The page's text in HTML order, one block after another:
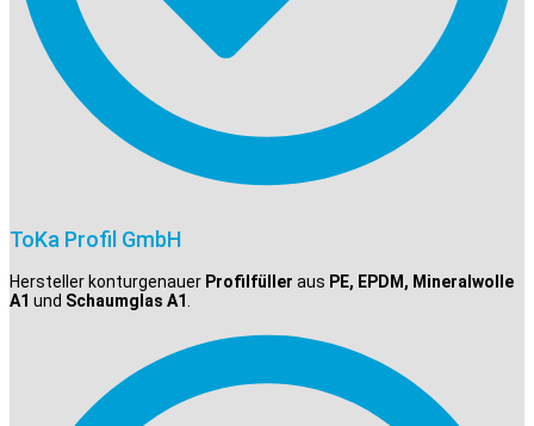
ToKa Profil GmbH
Hersteller konturgenauer Profilfüller aus PE, EPDM, Mineralwolle
A1 und Schaumglas A1